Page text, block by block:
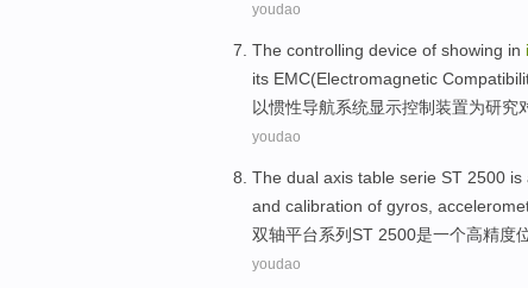
youdao
The controlling device of showing in
its EMC(Electromagnetic
以惯性导航系统显示控制装置为研究
youdao
The dual axis table serie ST 2500 is
and calibration of gyros
双轴平台系列ST 2500是一个高精度
youdao